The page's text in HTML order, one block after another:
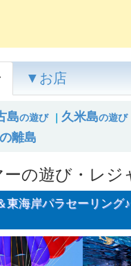
▼お店
島の遊び 久米島の遊び
離島
の遊び・レジ
東海岸パラセーリング